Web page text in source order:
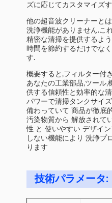
ズに応じてカスタマイズ
他の超音波クリーナーと
洗浄機能がありません.こ
精密な清掃を提供するよ
時間を節約するだけでな
す.
概要すると,フィルター付
あなたの工業部品,ツール,
供する信頼性と効率的な
パワーで清掃タンクサイ
備わっていて 商品が徹底
汚染物質から 解放されて
性 と 使いやすい デザイ
しない機能により 洗浄プ
ります
技術パラメータ: